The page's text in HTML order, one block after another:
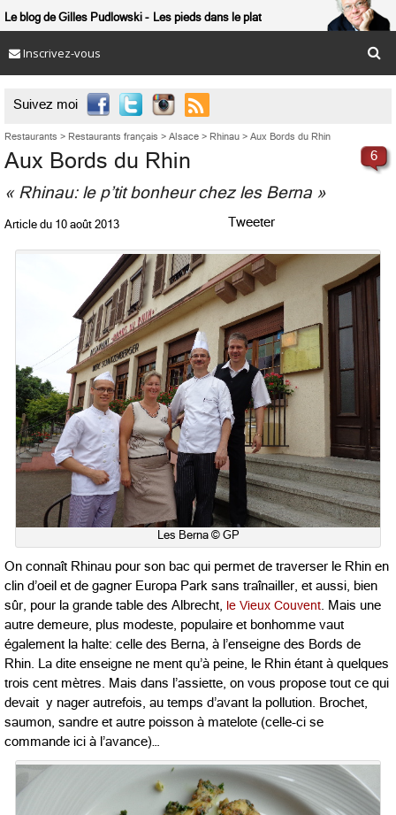
Le blog de Gilles Pudlowski Les pieds dans le plat
Inscrivez-vous
Suivez moi 
Restaurants > Restaurants français > Alsace > Rhinau > Aux Bords du Rhin
6
Aux Bords du Rhin
« Rhinau: le p’tit bonheur chez les Berna »
Article du 10 août 2013 Tweeter
Les Berna © GP
On connaît Rhinau pour son bac qui permet de traverser le Rhin en
clin d’oeil et de gagner Europa Park sans traînailler, et aussi, bien
sûr, pour la grande table des Albrecht, le Vieux Couvent . Mais une
autre demeure, plus modeste, populaire et bonhomme vaut
également la halte: celle des Berna, à l’enseigne des Bords de
Rhin. La dite enseigne ne ment qu’à peine, le Rhin étant à quelques
trois cent mètres. Mais dans l’assiette, on vous propose tout ce qui
devait y nager autrefois, au temps d’avant la pollution. Brochet,
saumon, sandre et autre poisson à matelote (celle-ci se
commande ici à l’avance)…